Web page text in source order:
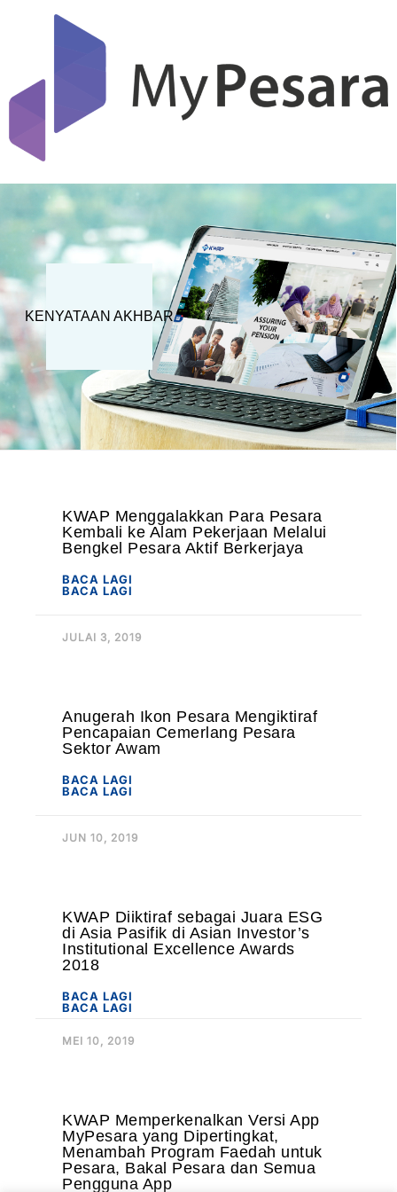
KENYATAAN AKHBAR
KWAP Menggalakkan Para Pesara
Kembali ke Alam Pekerjaan Melalui
Bengkel Pesara Aktif Berkerjaya
BACA LAGI
BACA LAGI
JULAI 3, 2019
Anugerah Ikon Pesara Mengiktiraf
Pencapaian Cemerlang Pesara
Sektor Awam
BACA LAGI
BACA LAGI
JUN 10, 2019
KWAP Diiktiraf sebagai Juara ESG
di Asia Pasifik di Asian Investor’s
Institutional Excellence Awards
2018
BACA LAGI
BACA LAGI
MEI 10, 2019
KWAP Memperkenalkan Versi App
MyPesara yang Dipertingkat,
Menambah Program Faedah untuk
Pesara, Bakal Pesara dan Semua
Pengguna App